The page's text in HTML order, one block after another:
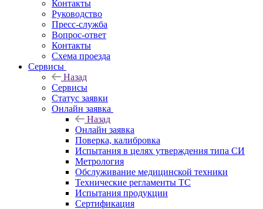
Контакты
Руководство
Пресс-служба
Вопрос-ответ
Контакты
Схема проезда
Сервисы
Назад
Сервисы
Статус заявки
Онлайн заявка
Назад
Онлайн заявка
Поверка, калибровка
Испытания в целях утверждения типа СИ
Метрология
Обслуживание медицинской техники
Технические регламенты ТС
Испытания продукции
Сертификация